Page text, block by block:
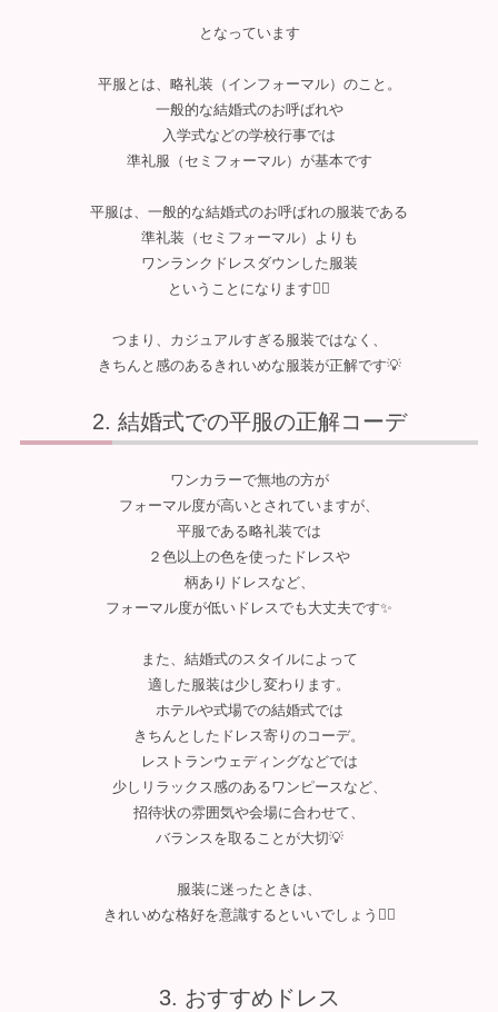
となっています
平服とは、略礼装（インフォーマル）のこと。
一般的な結婚式のお呼ばれや
入学式などの学校行事では
準礼服（セミフォーマル）が基本です
平服は、一般的な結婚式のお呼ばれの服装である
準礼装（セミフォーマル）よりも
ワンランクドレスダウンした服装
ということになります🙂‍↕️
つまり、カジュアルすぎる服装ではなく、
きちんと感のあるきれいめな服装が正解です💡
結婚式での平服の正解コーデ
ワンカラーで無地の方が
フォーマル度が高いとされていますが、
平服である略礼装では
２色以上の色を使ったドレスや
柄ありドレスなど、
フォーマル度が低いドレスでも大丈夫です✨
また、結婚式のスタイルによって
適した服装は少し変わります。
ホテルや式場での結婚式では
きちんとしたドレス寄りのコーデ。
レストランウェディングなどでは
少しリラックス感のあるワンピースなど、
招待状の雰囲気や会場に合わせて、
バランスを取ることが大切💡
服装に迷ったときは、
きれいめな格好を意識するといいでしょう🙆‍♀️
おすすめドレス